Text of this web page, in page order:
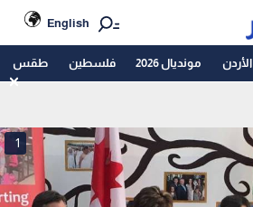
English
الأردن مونديال 2026 فلسطين طقس
1